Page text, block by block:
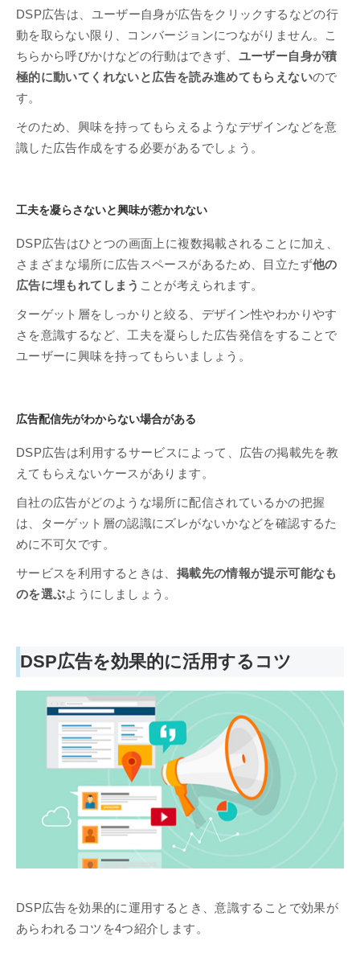
DSP広告は、ユーザー自身が広告をクリックするなどの行
動を取らない限り、コンバージョンにつながりません。こ
ちらから呼びかけなどの行動はできず、 ユーザー自身が積
極的に動いてくれないと広告を読み進めてもらえないので
す。
そのため、興味を持ってもらえるようなデザインなどを意
識した広告作成をする必要があるでしょう。
工夫を凝らさないと興味が惹かれない
DSP広告はひとつの画面上に複数掲載されることに加え、
さまざまな場所に広告スペースがあるため、目立たず他の
広告に埋もれてしまう ことが考えられます。
ターゲット層をしっかりと絞る、デザイン性やわかりやす
さを意識するなど、工夫を凝らした広告発信をすることで
ユーザーに興味を持ってもらいましょう。
広告配信先がわからない場合がある
DSP広告は利用するサービスによって、広告の掲載先を教
えてもらえないケースがあります。
自社の広告がどのような場所に配信されているかの把握
は、ターゲット層の認識にズレがないかなどを確認するた
めに不可欠です。
サービスを利用するときは、 掲載先の情報が提示可能なも
のを選ぶようにしましょう。
DSP広告を効果的に活用するコツ
DSP広告を効果的に運用するとき、意識することで効果が
あらわれるコツを4つ紹介します。